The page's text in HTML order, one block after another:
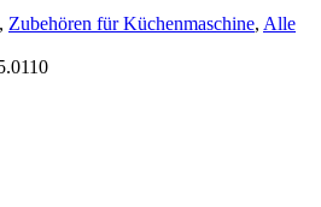
, Zubehören für Küchenmaschine, Alle